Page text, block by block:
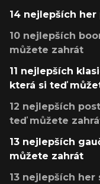
14 nejlepších
10 nejlepších
můžete zahrát
11 nejlepších
která si teď
12 nejlepších
teď můžete
13 nejlepších
můžete zahrát
13 nejlepších